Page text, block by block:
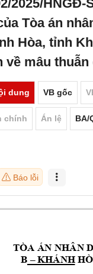
2025/HNGĐ-
Tòa án
Hòa, tỉnh
về mâu thuẫn
dung VB gốc
chính Án lệ BA/
Báo lỗi
TÒA ÁN NHÂN
B – KHÁNH